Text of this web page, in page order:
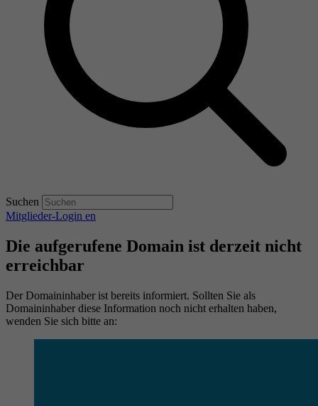
Suchen
Mitglieder-Login en
Die aufgerufene Domain ist derzeit nicht
erreichbar
Der Domaininhaber ist bereits informiert. Sollten Sie als
Domaininhaber diese Information noch nicht erhalten haben,
wenden Sie sich bitte an: